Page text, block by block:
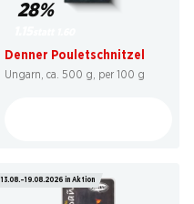
28%
Denner Pouletschnitzel
Ungarn, ca. 500 g, per 100 g
13.08.–19.08.2026 in Aktion